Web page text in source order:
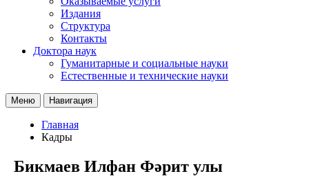
Издания
Структура
Контакты
Доктора наук
Гуманитарные и социальные науки
Естественные и технические науки
Меню Навигация
Главная
Кадры
Бикмаев Илфан Фәрит улы